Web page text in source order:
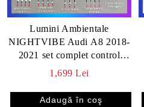
Lumini Ambientale
NIGHTVIBE Audi A8 2018-
2021 set complet control
telefon sau sistem original
1,699 Lei